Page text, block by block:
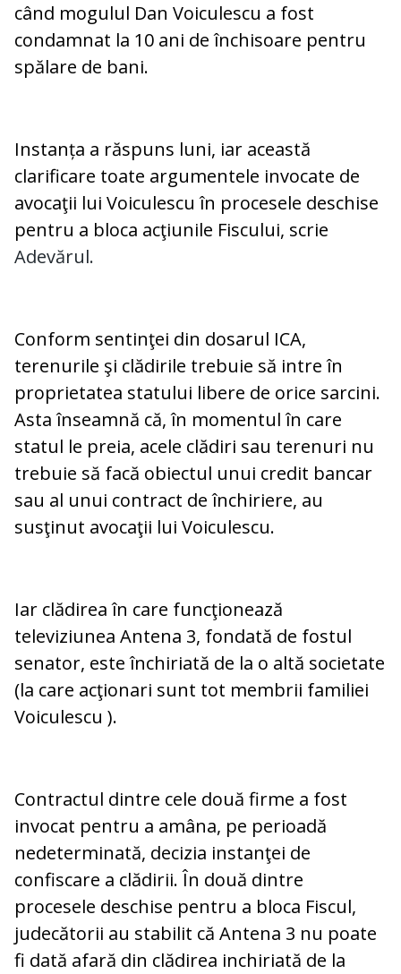
când mogulul Dan Voiculescu a fost
condamnat la 10 ani de închisoare pentru
spălare de bani.
Instanța a răspuns luni, iar această
clarificare toate argumentele invocate de
avocaţii lui Voiculescu în procesele deschise
pentru a bloca acţiunile Fiscului, scrie
Adevărul.
Conform sentinţei din dosarul ICA,
terenurile şi clădirile trebuie să intre în
proprietatea statului libere de orice sarcini.
Asta înseamnă că, în momentul în care
statul le preia, acele clădiri sau terenuri nu
trebuie să facă obiectul unui credit bancar
sau al unui contract de închiriere, au
susţinut avocaţii lui Voiculescu.
Iar clădirea în care funcţionează
televiziunea Antena 3, fondată de fostul
senator, este închiriată de la o altă societate
(la care acţionari sunt tot membrii familiei
Voiculescu ).
Contractul dintre cele două firme a fost
invocat pentru a amâna, pe perioadă
nedeterminată, decizia instanţei de
confiscare a clădirii. În două dintre
procesele deschise pentru a bloca Fiscul,
judecătorii au stabilit că Antena 3 nu poate
fi dată afară din clădirea inchiriată de la